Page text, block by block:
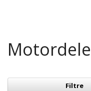
Motordele
Filtre